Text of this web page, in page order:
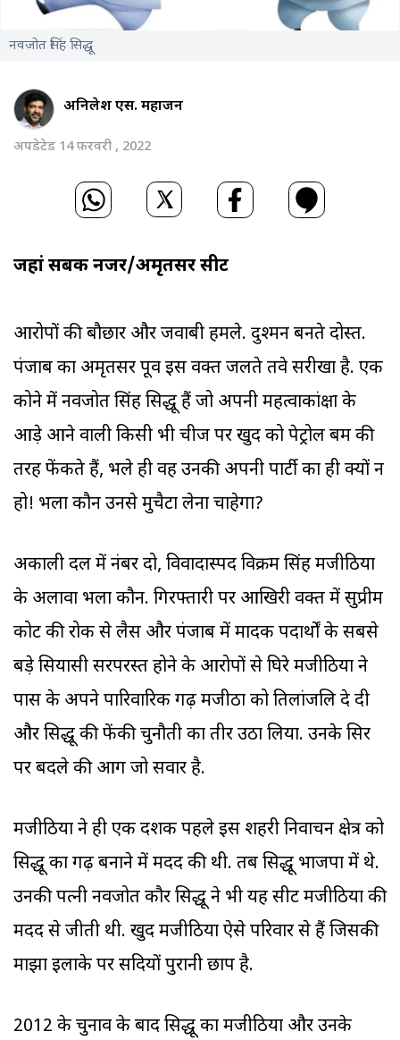
नवजोत सिंह सिद्धू
अनिलेश एस. महाजन
अपडेटेड 14 फ़रवरी , 2022
जहां सबकी नजर/अमृतसर सीट
आरोपों की बौछार और जवाबी हमले. दुश्मन बनते दोस्त.
पंजाब का अमृतसर पूर्व इस वक्त जलते तवे सरीखा है. एक
कोने में नवजोत सिंह सिद्धू हैं जो अपनी महत्वाकांक्षा के
आड़े आने वाली किसी भी चीज पर खुद को पेट्रोल बम की
तरह फेंकते हैं, भले ही वह उनकी अपनी पार्टी का ही क्यों न
हो! भला कौन उनसे मुचैटा लेना चाहेगा?
अकाली दल में नंबर दो, विवादास्पद विक्रम सिंह मजीठिया
के अलावा भला कौन. गिरफ्तारी पर आखिरी वक्त में सुप्रीम
कोर्ट की रोक से लैस और पंजाब में मादक पदार्थों के सबसे
बड़े सियासी सरपरस्त होने के आरोपों से घिरे मजीठिया ने
पास के अपने पारिवारिक गढ़ मजीठा को तिलांजलि दे दी
और सिद्धू की फेंकी चुनौती का तीर उठा लिया. उनके सिर
पर बदले की आग जो सवार है.
मजीठिया ने ही एक दशक पहले इस शहरी निर्वाचन क्षेत्र को
सिद्धू का गढ़ बनाने में मदद की थी. तब सिद्धू भाजपा में थे.
उनकी पत्नी नवजोत कौर सिद्धू ने भी यह सीट मजीठिया की
मदद से जीती थी. खुद मजीठिया ऐसे परिवार से हैं जिसकी
माझा इलाके पर सदियों पुरानी छाप है.
2012 के चुनाव के बाद सिद्धू का मजीठिया और उनके